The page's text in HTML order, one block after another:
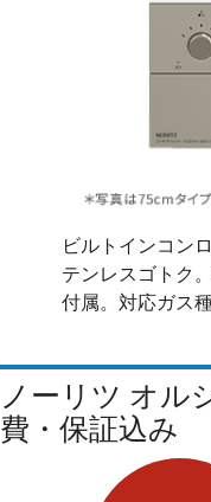
ビルトインコン
テンレスゴトク
付属。対応ガス
ノーリツ オル
費・保証込み